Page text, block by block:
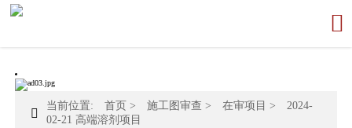


当前位置: 首页 > 施工图审查 > 在审项目 >
2024-
02-21 高端溶剂项目